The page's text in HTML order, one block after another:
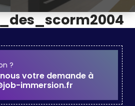
?
votre demande à
immersion.fr